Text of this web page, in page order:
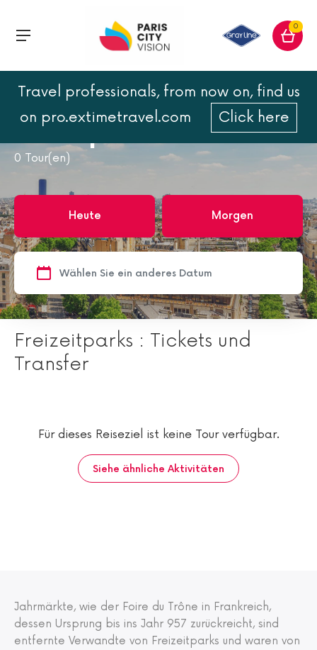
0
Travel professionals, from now on, find us
on pro.extimetravel.com
Click here
Paris
0 Tour(en)
Heute Morgen
Freizeitparks : Tickets und
Transfer
Für dieses Reiseziel ist keine Tour verfügbar.
Siehe ähnliche Aktivitäten
Jahrmärkte, wie der Foire du Trône in Frankreich,
dessen Ursprung bis ins Jahr 957 zurückreicht, sind
entfernte Verwandte von Freizeitparks und waren von